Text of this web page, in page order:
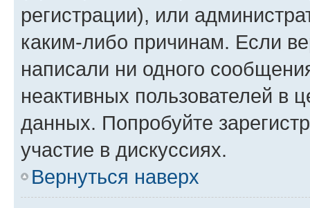
регистрации), или
каким-либо причинам. Если
написали ни одного
неактивных пользователей в
данных. Попробуйте
участие в дискуссиях.
Вернуться наверх